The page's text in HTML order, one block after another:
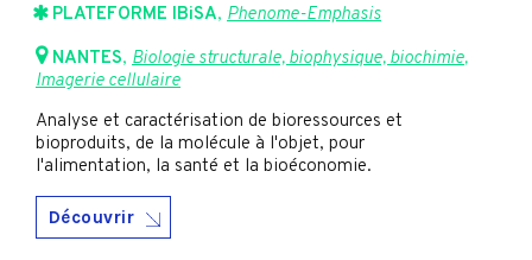
PLATEFORME IBiSA, Phenome-Emphasis
NANTES, Biologie structurale, biophysique, biochimie,
Imagerie cellulaire
Analyse et caractérisation de bioressources et
bioproduits, de la molécule à l'objet, pour
l'alimentation, la santé et la bioéconomie.
Découvrir